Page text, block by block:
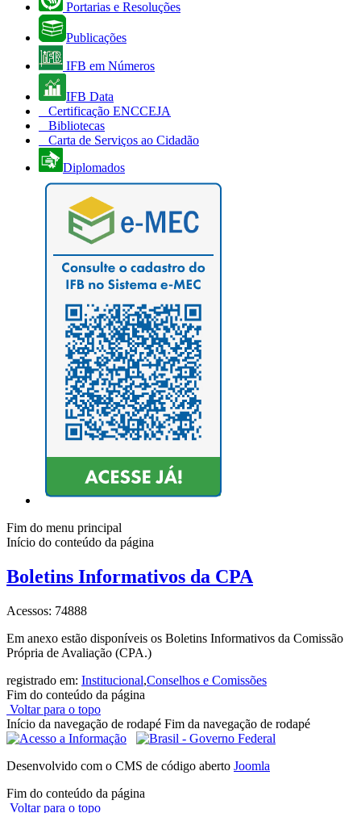
Portarias e Resoluções
Publicações
IFB em Números
IFB Data
Certificação ENCCEJA
Bibliotecas
Carta de Serviços ao Cidadão
Diplomados
Fim do menu principal
Início do conteúdo da página
Boletins Informativos da CPA
Acessos: 74888
Em anexo estão disponíveis os Boletins Informativos da Comissão
Própria de Avaliação (CPA.)
registrado em: Institucional,Conselhos e Comissões
Fim do conteúdo da página
Voltar para o topo
Início da navegação de rodapé Fim da navegação de rodapé
Desenvolvido com o CMS de código aberto Joomla
Fim do conteúdo da página
Voltar para o topo